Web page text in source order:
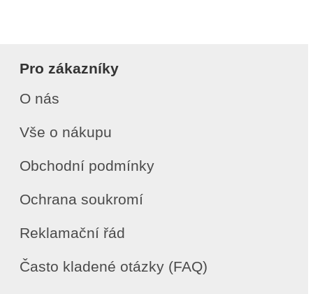
Pro zákazníky
O nás
Vše o nákupu
Obchodní podmínky
Ochrana soukromí
Reklamační řád
Často kladené otázky (FAQ)